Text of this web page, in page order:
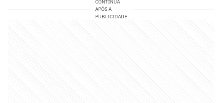
CONTINUA
APÓS A
PUBLICIDADE